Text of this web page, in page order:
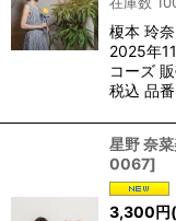
榎本 玲
2025年
コーズ
税込 品
星野 奈
0067]
3,300円